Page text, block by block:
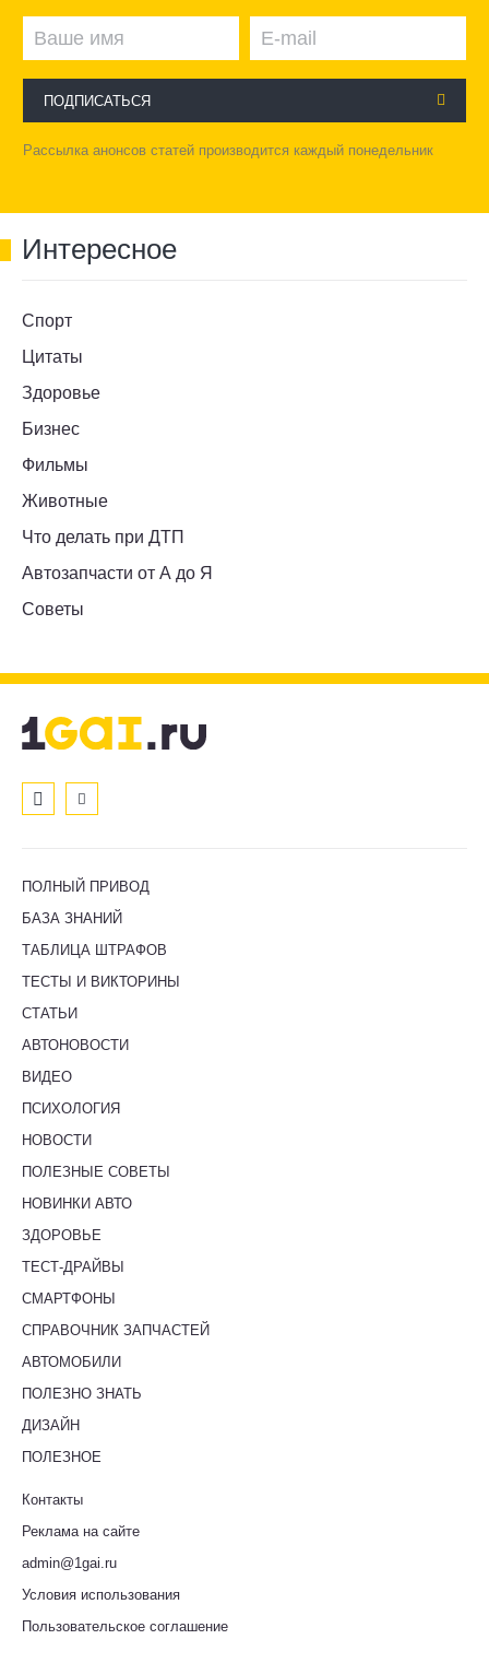
ПОДПИСАТЬСЯ
Рассылка анонсов статей производится каждый понедельник
Интересное
Спорт
Цитаты
Здоровье
Бизнес
Фильмы
Животные
Что делать при ДТП
Автозапчасти от А до Я
Советы
ПОЛНЫЙ ПРИВОД
БАЗА ЗНАНИЙ
ТАБЛИЦА ШТРАФОВ
ТЕСТЫ И ВИКТОРИНЫ
СТАТЬИ
АВТОНОВОСТИ
ВИДЕО
ПСИХОЛОГИЯ
НОВОСТИ
ПОЛЕЗНЫЕ СОВЕТЫ
НОВИНКИ АВТО
ЗДОРОВЬЕ
ТЕСТ-ДРАЙВЫ
СМАРТФОНЫ
СПРАВОЧНИК ЗАПЧАСТЕЙ
АВТОМОБИЛИ
ПОЛЕЗНО ЗНАТЬ
ДИЗАЙН
ПОЛЕЗНОЕ
Контакты
Реклама на сайте
admin@1gai.ru
Условия использования
Пользовательское соглашение